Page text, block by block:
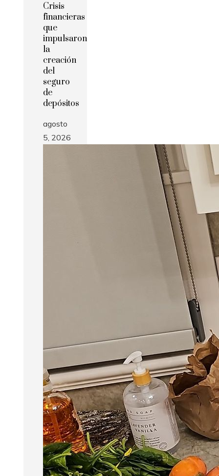
Crisis
financieras
que
impulsaron
la
creación
del
seguro
de
depósitos
agosto
5, 2026